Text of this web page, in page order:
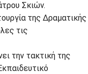
Σκιών.
της Δραματικής
τις
την τακτική της